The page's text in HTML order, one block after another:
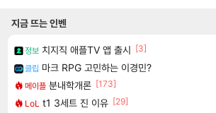
지금 뜨는 인벤
정보 치지직 애플TV 앱 출시 [3]
클립 마크 RPG 고민하는 이경민?
메이플 분내학개론 [173]
LoL t1 3세트 진 이유 [29]